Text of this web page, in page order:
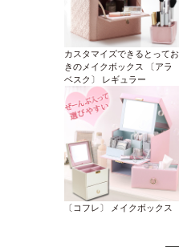
カスタマイズできるとってお
きのメイクボックス 〔アラ
ベスク〕 レギュラー
〔コフレ〕 メイクボックス